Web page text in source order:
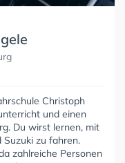
Christoph
und einen
Du wirst lernen, mit
Suzuki zu fahren.
zahlreiche Personen